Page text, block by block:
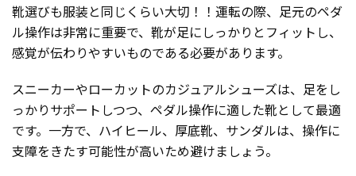
靴選びも服装と同じくらい大切！！運転の際、足元のペダ
ル操作は非常に重要で、靴が足にしっかりとフィットし、
感覚が伝わりやすいものである必要があります。
スニーカーやローカットのカジュアルシューズは、足をし
っかりサポートしつつ、ペダル操作に適した靴として最適
です。一方で、ハイヒール、厚底靴、サンダルは、操作に
支障をきたす可能性が高いため避けましょう。